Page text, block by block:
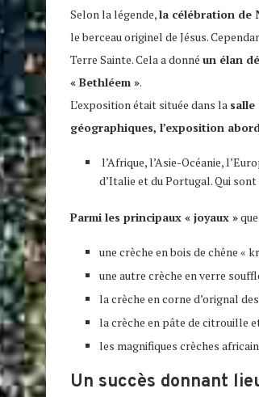
Selon la légende,la célébration de
le berceau originel de Jésus.
Terre Sainte. Cela a donné un élan
« Bethléem ».
L’exposition était située dans la
géographiques, l’exposition
l’Afrique, l’Asie-Océanie,
d’Italie et du Portugal. Qui
Parmi les principaux « joyaux »
une crèche en bois de chêne «
une autre crèche en verre
la crèche en corne d’orignal
la crèche en pâte de citrouille
les magnifiques crèches
Un succès donnant